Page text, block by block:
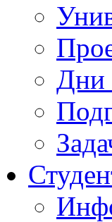
Дни